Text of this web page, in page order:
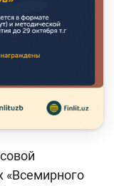
«Всемирного